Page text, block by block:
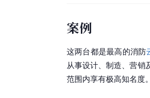
案例
这两台都是最高的消防
从事设计、制造、营销
范围内享有极高知名度